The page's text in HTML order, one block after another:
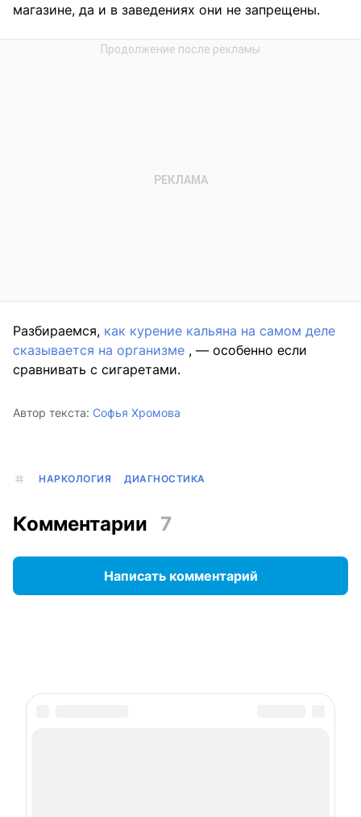
магазине, да и в заведениях они не запрещены.
Разбираемся, как курение кальяна на самом деле
сказывается на организме , — особенно если
сравнивать с сигаретами.
Автор текста: Софья Хромова
НАРКОЛОГИЯ ДИАГНОСТИКА
Комментарии 7
Написать комментарий